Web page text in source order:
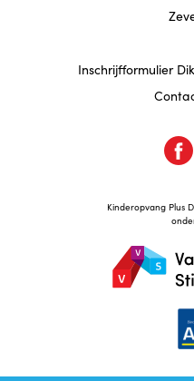
Inschrijfformulier
Kinderopvang Plus